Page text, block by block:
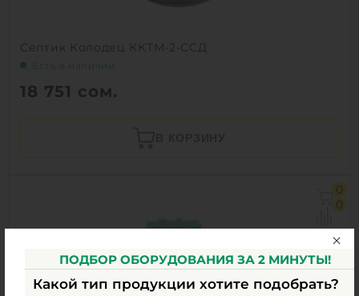
Септик Колодец ККТМ-2-ССД
Есть в наличии
18 751 сом.
0
0
ПОДБОР ОБОРУДОВАНИЯ ЗА 2 МИНУТЫ!
Какой тип продукции хотите подобрать?